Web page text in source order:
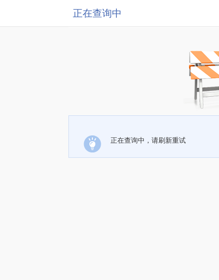
正在查询中
正在查询中，请刷新重试